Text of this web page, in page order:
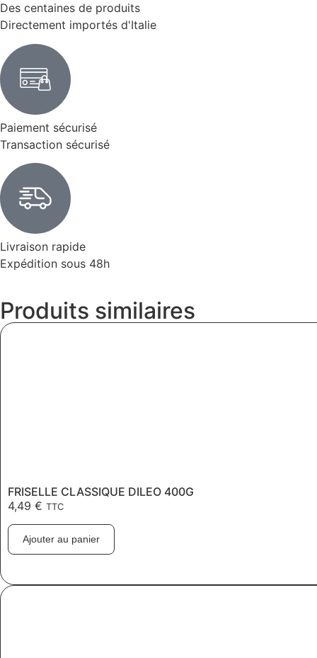
Des centaines de produits
Directement importés d'Italie
Paiement sécurisé
Transaction sécurisé
Livraison rapide
Expédition sous 48h
Produits similaires
FRISELLE CLASSIQUE DILEO 400G
4,49 € TTC
Ajouter au panier